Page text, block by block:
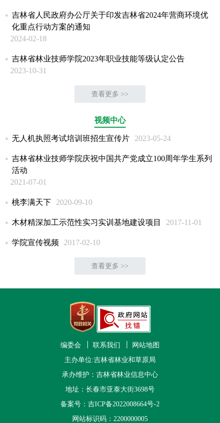
吉林省人民政府办公厅关于印发吉林省2024年营商环境优
化重点行动方案的通知
2024-02-18
吉林省林业技师学院2023年职业技能等级认定公告
2023-10-31
查看更多 >>
视频中心
无人机执照考试培训班招生宣传片 2023-05-24
吉林省林业技师学院庆祝中国共产党成立100周年学生系列
活动
2021-07-01
桃李满天下 2020-09-10
木材精深加工示范性实习实训基地建设项目 2017-11-01
学院宣传视频 2017-02-10
查看更多 >>
编委会 联系我们
网站地图
主办单位:吉林省林业和草原局
承办维护：吉林省林业信息中心
地址：长春市亚泰大街3698号
备案号： 吉ICP备2022008664号-2
网站标识码：2200000005